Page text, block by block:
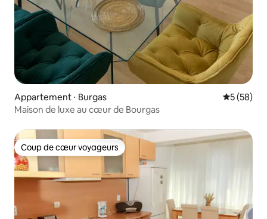
Appartement ⋅ Burgas
5 (58)
Maison de luxe au cœur de Bourgas
Coup de cœur voyageurs
Coup de cœur voyageurs